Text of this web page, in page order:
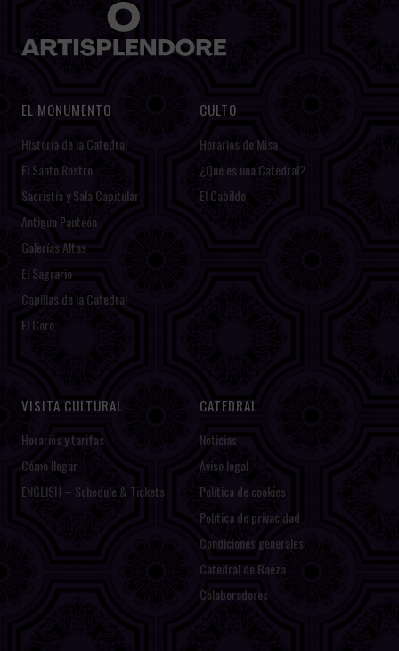
EL MONUMENTO
Historia de la Catedral
El Santo Rostro
Sacristía y Sala Capitular
Antiguo Panteón
Galerías Altas
El Sagrario
Capillas de la Catedral
El Coro
CULTO
Horarios de Misa
¿Qué es una Catedral?
El Cabildo
VISITA CULTURAL
Horarios y tarifas
Cómo llegar
ENGLISH – Schedule & Tickets
CATEDRAL
Noticias
Aviso legal
Política de cookies
Política de privacidad
Condiciones generales
Catedral de Baeza
Colaboradores